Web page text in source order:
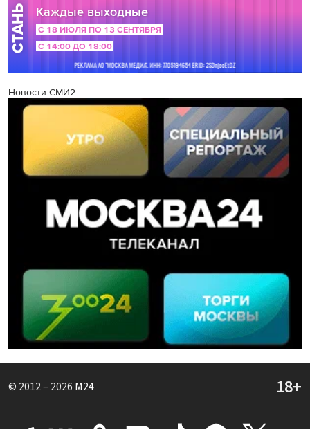
Новости СМИ2
© 2012 – 2026 M24